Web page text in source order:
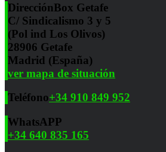
DirecciónBox Getafe
C/ Sindicalismo 3 y 5
(Pol ind Los Olivos)
28906 Getafe
Madrid (España)
ver mapa de situación
Teléfono+34 910 849 952
WhatsAPP
+34 640 835 165